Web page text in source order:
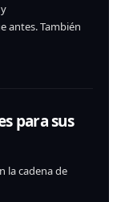
antes. También
para sus
la cadena de